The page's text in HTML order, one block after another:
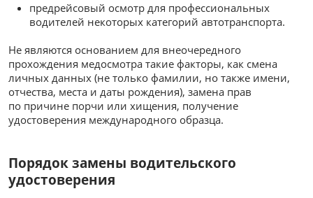
предрейсовый осмотр для профессиональных
водителей некоторых категорий автотранспорта.
Не являются основанием для внеочередного
прохождения медосмотра такие факторы, как смена
личных данных (не только фамилии, но также имени,
отчества, места и даты рождения), замена прав
по причине порчи или хищения, получение
удостоверения международного образца.
Порядок замены водительского
удостоверения